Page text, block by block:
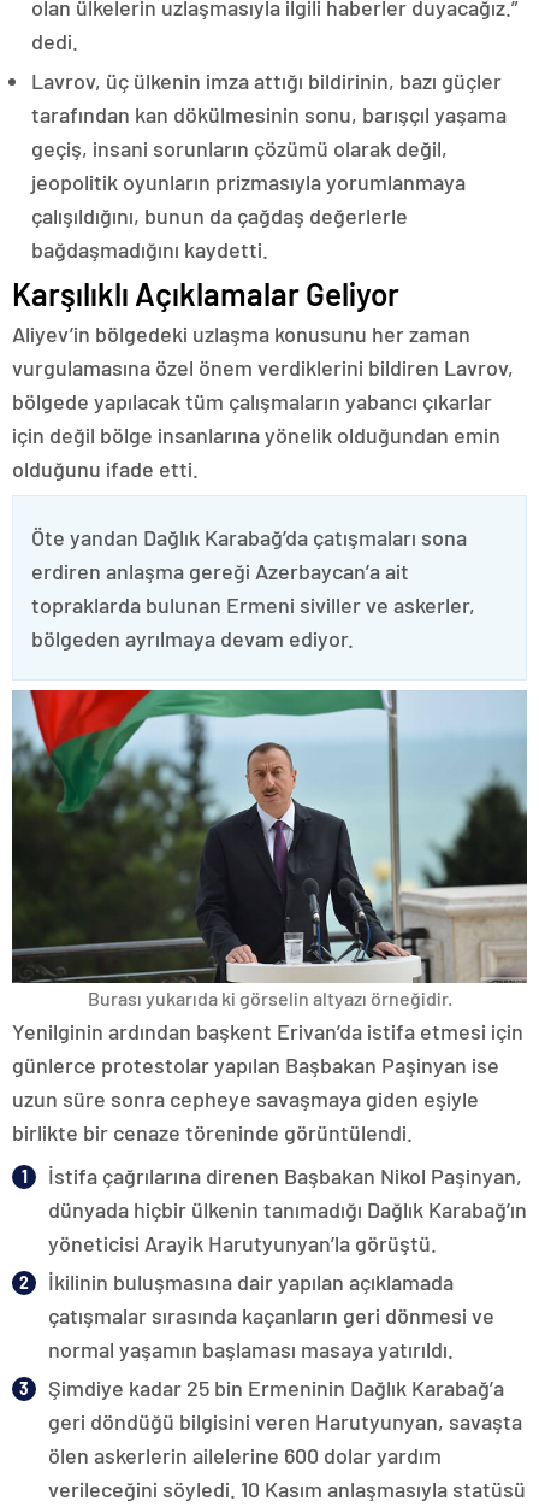
olan ülkelerin uzlaşmasıyla ilgili haberler duyacağız.”
dedi.
Lavrov, üç ülkenin imza attığı bildirinin, bazı güçler
tarafından kan dökülmesinin sonu, barışçıl yaşama
geçiş, insani sorunların çözümü olarak değil,
jeopolitik oyunların prizmasıyla yorumlanmaya
çalışıldığını, bunun da çağdaş değerlerle
bağdaşmadığını kaydetti.
Karşılıklı Açıklamalar Geliyor
Aliyev’in bölgedeki uzlaşma konusunu her zaman
vurgulamasına özel önem verdiklerini bildiren Lavrov,
bölgede yapılacak tüm çalışmaların yabancı çıkarlar
için değil bölge insanlarına yönelik olduğundan emin
olduğunu ifade etti.
Öte yandan Dağlık Karabağ’da çatışmaları sona
erdiren anlaşma gereği Azerbaycan’a ait
topraklarda bulunan Ermeni siviller ve askerler,
bölgeden ayrılmaya devam ediyor.
Burası yukarıda ki görselin altyazı örneğidir.
Yenilginin ardından başkent Erivan’da istifa etmesi için
günlerce protestolar yapılan Başbakan Paşinyan ise
uzun süre sonra cepheye savaşmaya giden eşiyle
birlikte bir cenaze töreninde görüntülendi.
İstifa çağrılarına direnen Başbakan Nikol Paşinyan,
dünyada hiçbir ülkenin tanımadığı Dağlık Karabağ’ın
yöneticisi Arayik Harutyunyan’la görüştü.
İkilinin buluşmasına dair yapılan açıklamada
çatışmalar sırasında kaçanların geri dönmesi ve
normal yaşamın başlaması masaya yatırıldı.
Şimdiye kadar 25 bin Ermeninin Dağlık Karabağ’a
geri döndüğü bilgisini veren Harutyunyan, savaşta
ölen askerlerin ailelerine 600 dolar yardım
verileceğini söyledi. 10 Kasım anlaşmasıyla statüsü